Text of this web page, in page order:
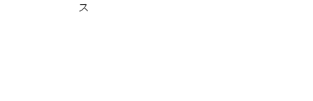
ス